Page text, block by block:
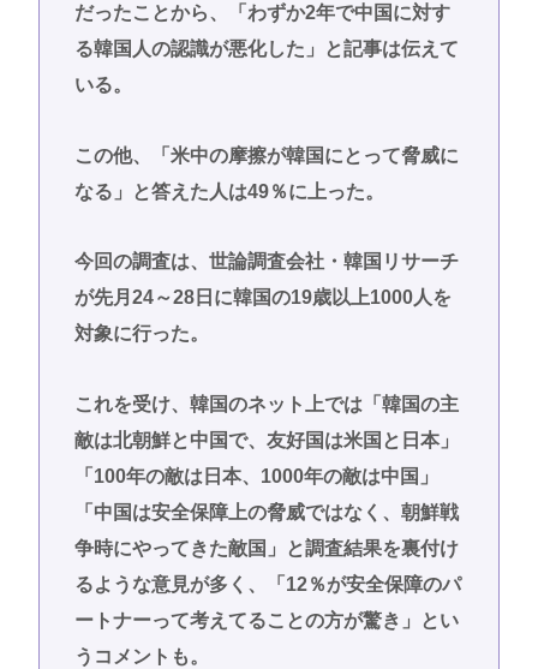
だったことから、「わずか2年で中国に対す
る韓国人の認識が悪化した」と記事は伝えて
いる。
この他、「米中の摩擦が韓国にとって脅威に
なる」と答えた人は49％に上った。
今回の調査は、世論調査会社・韓国リサーチ
が先月24～28日に韓国の19歳以上1000人を
対象に行った。
これを受け、韓国のネット上では「韓国の主
敵は北朝鮮と中国で、友好国は米国と日本」
「100年の敵は日本、1000年の敵は中国」
「中国は安全保障上の脅威ではなく、朝鮮戦
争時にやってきた敵国」と調査結果を裏付け
るような意見が多く、「12％が安全保障のパ
ートナーって考えてることの方が驚き」とい
うコメントも。